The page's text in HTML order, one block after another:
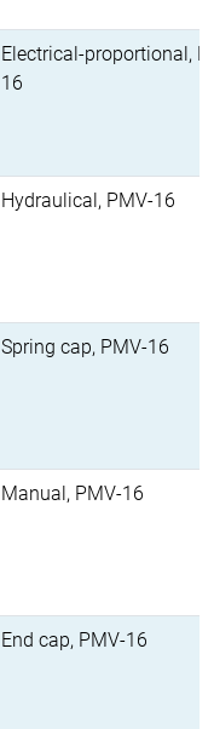
Electrical-proportional,
16
Hydraulical, PMV-16
Spring cap, PMV-16
Manual, PMV-16
End cap, PMV-16